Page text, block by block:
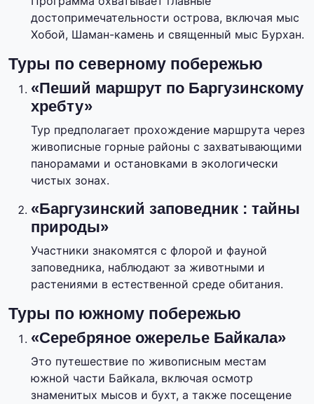
достопримечательности острова, включая мыс
Хобой, Шаман-камень и священный мыс Бурхан.
Туры по северному побережью
«Пеший маршрут по Баргузинскому
хребту»
Тур предполагает прохождение маршрута через
живописные горные районы с захватывающими
панорамами и остановками в экологически
чистых зонах.
«Баргузинский заповедник : тайны
природы»
Участники знакомятся с флорой и фауной
заповедника, наблюдают за животными и
растениями в естественной среде обитания.
Туры по южному побережью
«Серебряное ожерелье Байкала»
Это путешествие по живописным местам
южной части Байкала, включая осмотр
знаменитых мысов и бухт, а также посещение